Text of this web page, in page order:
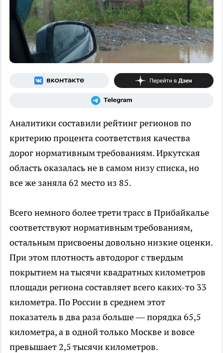
Аналитики составили рейтинг регионов по
критерию процента соответствия качества
дорог нормативным требованиям. Иркутская
область оказалась не в самом низу списка, но
все же заняла 62 место из 85.
Всего немного более трети трасс в Прибайкалье
соответствуют нормативным требованиям,
остальным присвоены довольно низкие оценки.
При этом плотность автодорог с твердым
покрытием на тысячи квадратных километров
площади региона составляет всего каких-то 33
километра. По России в среднем этот
показатель в два раза больше — порядка 65,5
километра, а в одной только Москве и вовсе
превышает 2,5 тысячи километров.